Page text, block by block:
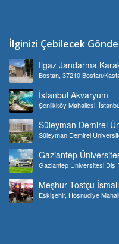
İlginizi Çebilecek
Ilgaz Jandarma
Bostan, 37210 Bostan/
İstanbul Akvaryum
Şenlikköy Mahallesi,
Süleyman Demirel
Süleyman Demirel
Gaziantep
Gaziantep Üniversitesi Diş
Meşhur Tostçu İsmail
Eskişehir, Hoşnudiye